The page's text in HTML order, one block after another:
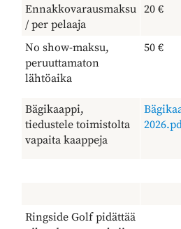
Ennakkovarausmaksu
/ per pelaaja
20 €
No show-maksu,
peruuttamaton
lähtöaika
50 €
Bägikaappi,
​​​​​​​tiedustele toimistolta
vapaita kaappeja
Ringside Golf pidättää